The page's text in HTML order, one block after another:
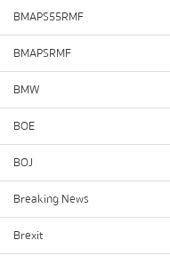
BMAPS55RMF
BMAPSRMF
BMW
BOE
BOJ
Breaking News
Brexit